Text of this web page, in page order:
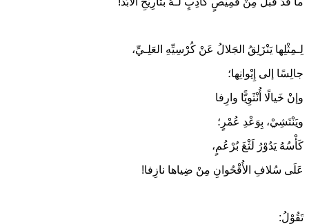
لِـمِثْلِها يَنْزَلِقُ الجَلالُ عَنْ كُرْسِيِّهِ العَلِـيِّ،
جالِسًا إلى إِيْوانِها؛
وإنْ خَيالًا أُنْثَوِيًّا وارِفا
ويَنْتَشِيْ، بِوَعْدِ عُمْرٍ؛
كَأْسُهُ يَدُوْرُ لَثْغَ بُرْعُمٍ،
عَلَى سُلافِ الأُقْحُوانِ مِنْ ضِياها نازِفا!
تَقُوْلُ: